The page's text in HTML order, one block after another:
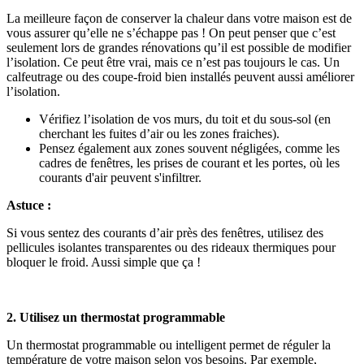
La meilleure façon de conserver la chaleur dans votre maison est de
vous assurer qu’elle ne s’échappe pas ! On peut penser que c’est
seulement lors de grandes rénovations qu’il est possible de modifier
l’isolation. Ce peut être vrai, mais ce n’est pas toujours le cas. Un
calfeutrage ou des coupe-froid bien installés peuvent aussi améliorer
l’isolation.
Vérifiez l’isolation de vos murs, du toit et du sous-sol (en
cherchant les fuites d’air ou les zones fraiches).
Pensez également aux zones souvent négligées, comme les
cadres de fenêtres, les prises de courant et les portes, où les
courants d'air peuvent s'infiltrer.
Astuce :
Si vous sentez des courants d’air près des fenêtres, utilisez des
pellicules isolantes transparentes ou des rideaux thermiques pour
bloquer le froid. Aussi simple que ça !
2. Utilisez un thermostat programmable
Un thermostat programmable ou intelligent permet de réguler la
température de votre maison selon vos besoins. Par exemple,